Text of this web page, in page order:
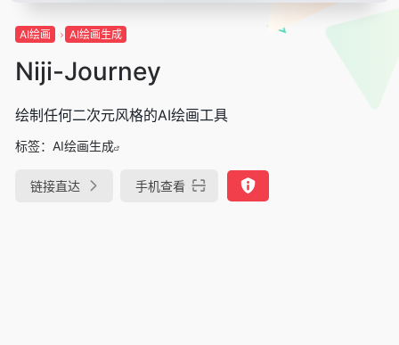
AI绘画 AI绘画生成
Niji-Journey
绘制任何二次元风格的AI绘画工具
标签： AI绘画生成
链接直达 手机查看